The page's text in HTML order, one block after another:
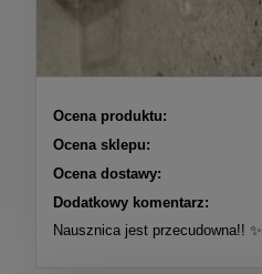
Ocena produktu:
Ocena sklepu:
Ocena dostawy:
Dodatkowy komentarz:
Nausznica jest przecudowna!! ✨